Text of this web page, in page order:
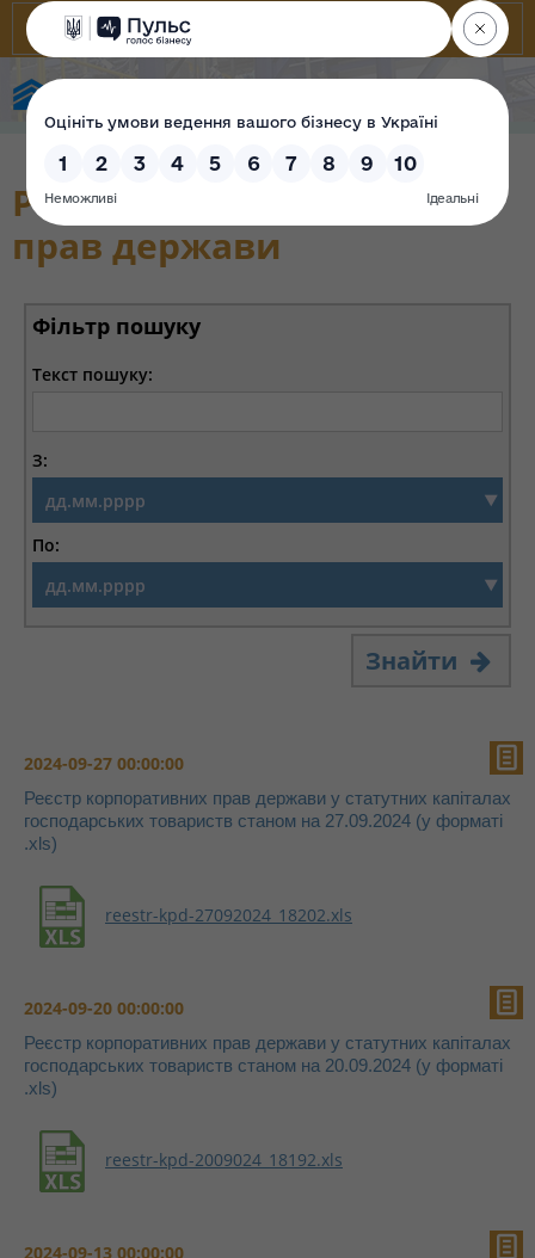
Реєстр корпоративних
прав держави
Фільтр пошуку
Текст пошуку:
З:
По:
Знайти
2024-09-27 00:00:00
Реєстр корпоративних прав держави у статутних капіталах
господарських товариств станом на 27.09.2024 (у форматі
.xls)
reestr-kpd-27092024_18202.xls
2024-09-20 00:00:00
Реєстр корпоративних прав держави у статутних капіталах
господарських товариств станом на 20.09.2024 (у форматі
.xls)
reestr-kpd-2009024_18192.xls
2024-09-13 00:00:00